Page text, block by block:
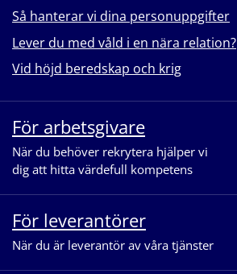
Så hanterar vi dina personuppgifter
Lever du med våld i en nära relation?
Vid höjd beredskap och krig
För arbetsgivare
När du behöver rekrytera hjälper vi
dig att hitta värdefull kompetens
För leverantörer
När du är leverantör av våra tjänster